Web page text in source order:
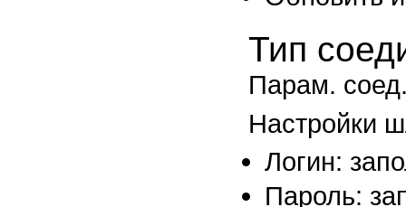
Тип
Парам.
Настройки
Логин:
Пароль: